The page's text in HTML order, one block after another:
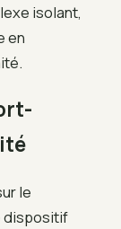
isolant,
en
le
dispositif